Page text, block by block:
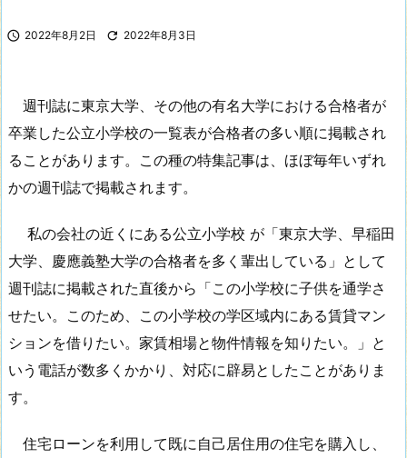
 2022年8月2日  2022年8月3日
週刊誌に東京大学、その他の有名大学における合格者が
卒業した公立小学校の一覧表が合格者の多い順に掲載され
ることがあります。この種の特集記事は、ほぼ毎年いずれ
かの週刊誌で掲載されます。
私の会社の近くにある公立小学校 が「東京大学、早稲田
大学、慶應義塾大学の合格者を多く輩出している」として
週刊誌に掲載された直後から「この小学校に子供を通学さ
せたい。このため、この小学校の学区域内にある賃貸マン
ションを借りたい。家賃相場と物件情報を知りたい。」と
いう電話が数多くかかり、対応に辟易としたことがありま
す。
住宅ローンを利用して既に自己居住用の住宅を購入し、